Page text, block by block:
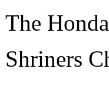
The
Shriners